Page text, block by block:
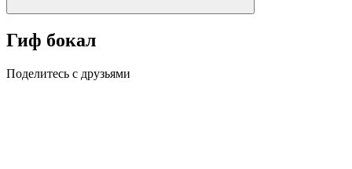
Гиф бокал
Поделитесь с друзьями